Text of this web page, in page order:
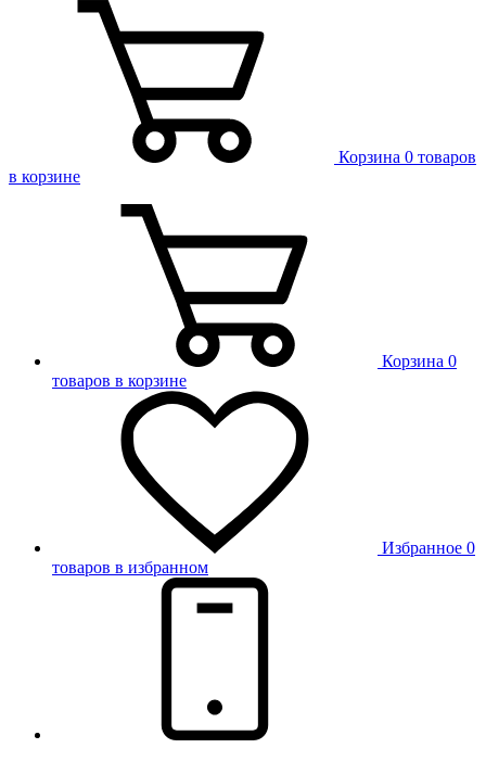
Корзина 0 товаров
в корзине
Корзина 0
товаров в корзине
Избранное 0
товаров в избранном